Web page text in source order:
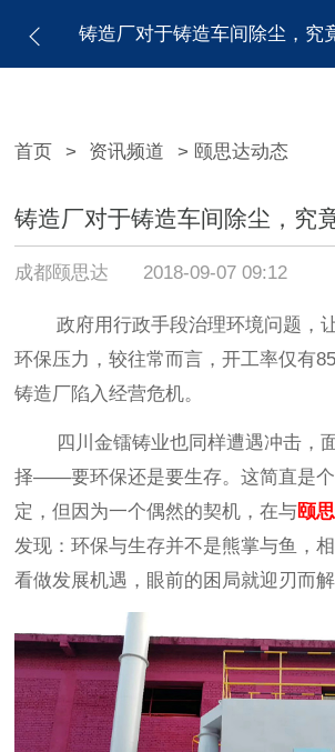
铸造厂对于铸造车间除尘，究
首页 > 资讯频道 > 颐思达动态
铸造厂对于铸造车间除尘，究
成都颐思达 2018-09-07 09:12
政府用行政手段治理环境问题 ，
环保压力 ，较往常而言，开工率仅有
铸造厂陷入经营危机。
四川金镭铸业也同样遭遇冲击，
择——要环保还是要生存。这简直是
定，但因为一个偶然的契机，在与颐
发现：环保与生存并不是熊掌与鱼，
看做发展机遇，眼前的困局就迎刃而解